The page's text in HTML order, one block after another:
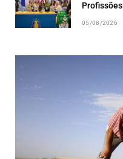
Profissões
05/08/2026